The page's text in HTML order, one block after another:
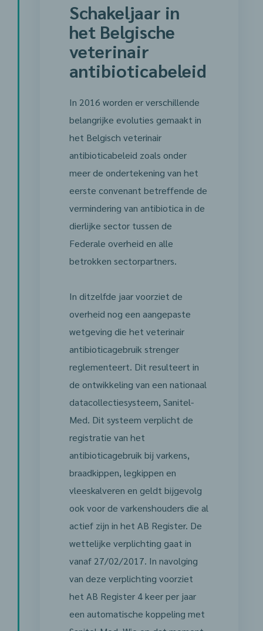
Schakeljaar in
het Belgische
veterinair
antibioticabeleid
In 2016 worden er verschillende
belangrijke evoluties gemaakt in
het Belgisch veterinair
antibioticabeleid zoals onder
meer de ondertekening van het
eerste convenant betreffende de
vermindering van antibiotica in de
dierlijke sector tussen de
Federale overheid en alle
betrokken sectorpartners.
In ditzelfde jaar voorziet de
overheid nog een aangepaste
wetgeving die het veterinair
antibioticagebruik strenger
reglementeert. Dit resulteert in
de ontwikkeling van een nationaal
datacollectiesysteem, Sanitel-
Med. Dit systeem verplicht de
registratie van het
antibioticagebruik bij varkens,
braadkippen, legkippen en
vleeskalveren en geldt bijgevolg
ook voor de varkenshouders die al
actief zijn in het AB Register. De
wettelijke verplichting gaat in
vanaf 27/02/2017. In navolging
van deze verplichting voorziet
het AB Register 4 keer per jaar
een automatische koppeling met